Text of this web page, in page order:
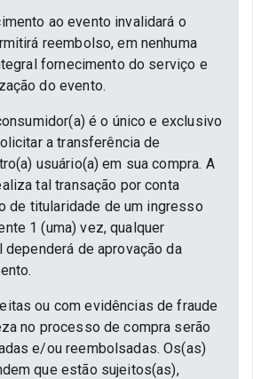
ao evento invalidará o
reembolso, em nenhuma
fornecimento do serviço e
do evento.
é o único e exclusivo
a transferência de
usuário(a) em sua compra. A
tal transação por conta
de titularidade de um ingresso
1 (uma) vez, qualquer
dependerá de aprovação da
ou com evidências de fraude
no processo de compra serão
e/ou reembolsadas. Os(as)
que estão sujeitos(as),